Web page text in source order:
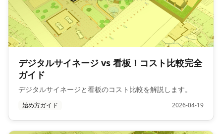
デジタルサイネージ vs 看板！コスト比較完全
ガイド
デジタルサイネージと看板のコスト比較を解説します。
始め方ガイド 2026-04-19